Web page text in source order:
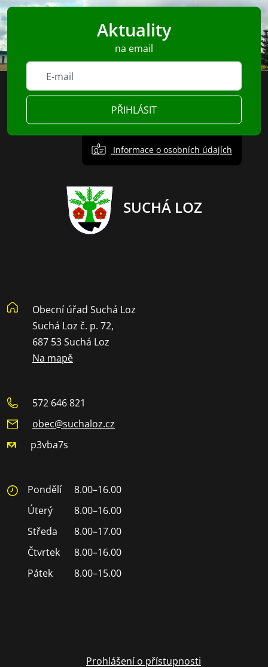
Aktuality
na email
PŘIHLÁSIT
Informace o osobních údajích
SUCHÁ LOZ
Obecní úřad Suchá Loz
Suchá Loz č. p. 72,
687 53 Suchá Loz
Na mapě
572 646 821
obec@suchaloz.cz
p3vba7s
Pondělí
8.00–16.00
Úterý
8.00–16.00
Středa
8.00–17.00
Čtvrtek
8.00–16.00
Pátek
8.00–15.00
Prohlášení o přístupnosti